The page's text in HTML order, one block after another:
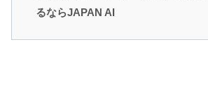
るならJAPAN AI